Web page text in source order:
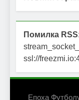
Помилка
ssl://
Епоха